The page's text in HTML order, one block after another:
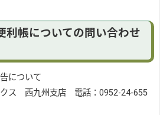
利帳についての問い合わせ
について
西九州支店 電話：0952-24-655